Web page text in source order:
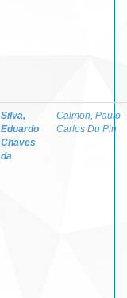
Silva,
Eduardo
Chaves
da
Calmon, Paulo
Carlos Du Pin